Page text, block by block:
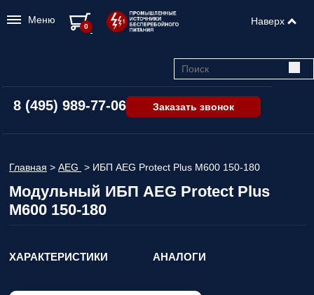
8 (495) 989-77-06 Заказать звонок
Главная > AEG > ИБП AEG Protect Plus M600 150-180
Модульный ИБП AEG Protect Plus
M600 150-180
ХАРАКТЕРИСТИКИ АНАЛОГИ
Меню Наверх
0